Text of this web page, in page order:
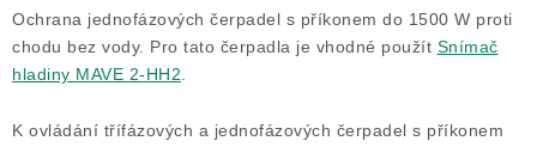
Ochrana jednofázových čerpadel s příkonem do 1500 W proti
chodu bez vody. Pro tato čerpadla je vhodné použít Snímač
hladiny MAVE 2-HH2
K ovládání třífázových a jednofázových čerpadel s příkonem